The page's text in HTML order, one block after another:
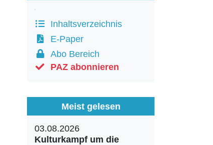
Inhaltsverzeichnis
E-Paper
Abo Bereich
PAZ abonnieren
Meist gelesen
03.08.2026
Kulturkampf um die